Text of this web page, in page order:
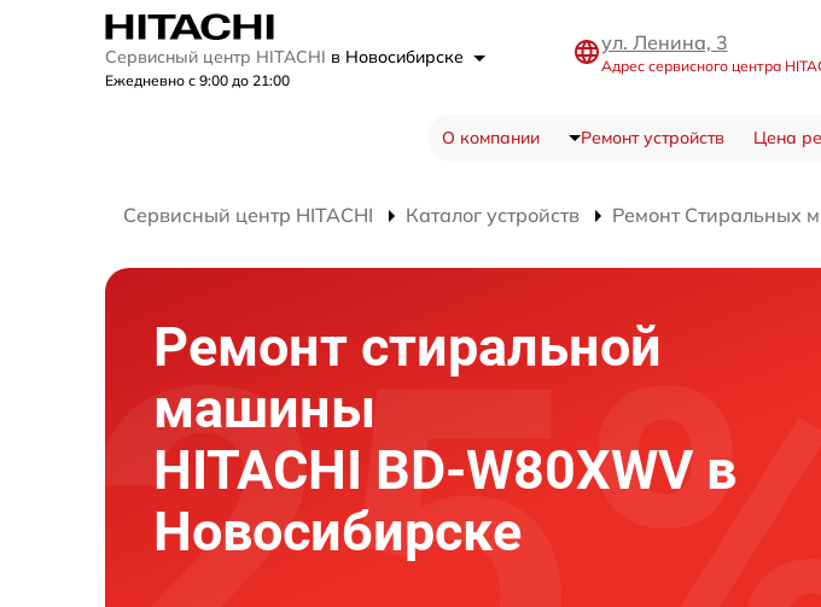
Сервисный центр HITACHI в Новосибирске
Ежедневно с 9:00 до 21:00
ул. Ленина, 3
Адрес сервисного центра
О компании Ремонт устройств Цена
Сервисный центр HITACHI Каталог устройств Ремонт Стиральных
Ремонт стиральной
машины
HITACHI BD-W80XWV в
Новосибирске